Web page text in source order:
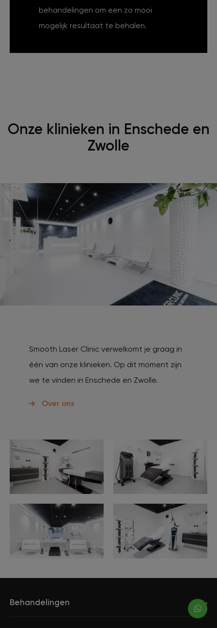
behandelingen om een zo mooi
mogelijk resultaat te behalen.
Onze klinieken in Enschede en
Zwolle
Smooth Laser Clinic verwelkomt je graag in
één van onze klinieken. Op dit moment zijn
we te vinden in Enschede en Zwolle.
Over ons
Behandelingen